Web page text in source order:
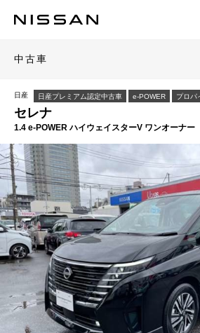
中古車
日産 日産プレミアム認定中古車 e-POWER プロパ
セレナ
1.4 e-POWER ハイウェイスターV ワンオーナ